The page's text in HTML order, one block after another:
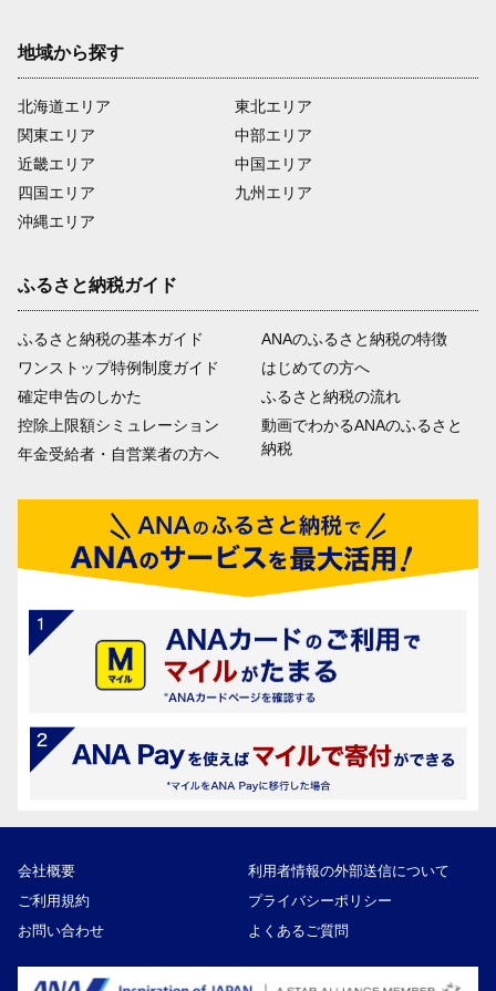
地域から探す
北海道エリア
関東エリア
近畿エリア
四国エリア
沖縄エリア
東北エリア
中部エリア
中国エリア
九州エリア
ふるさと納税ガイド
ふるさと納税の基本ガイド
ワンストップ特例制度ガイド
確定申告のしかた
控除上限額シミュレーション
年金受給者・自営業者の方へ
ANAのふるさと納税の特徴
はじめての方へ
ふるさと納税の流れ
動画でわかるANAのふるさと
納税
会社概要
利用者情報の外部送信について
ご利用規約
プライバシーポリシー
お問い合わせ
よくあるご質問